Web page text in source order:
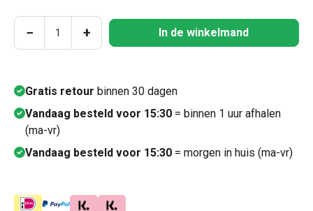
Producthoeveelheid: Voer de gewenste
− + In de winkelmand
Gratis retour binnen 30 dagen
Vandaag besteld voor 15:30 = binnen 1 uur afhalen
(ma-vr)
Vandaag besteld voor 15:30 = morgen in huis (ma-vr)